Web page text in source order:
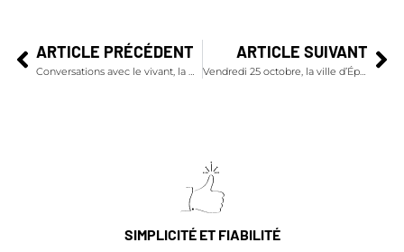
ARTICLE PRÉCÉDENT
Conversations avec le vivant, la Carte Blanche 2024 de Ruinart
ARTICLE SUIVANT
Vendredi 25 octobre, la ville d’Épernay célèbre le Champagne Day 2024
SIMPLICITÉ ET FIABILITÉ